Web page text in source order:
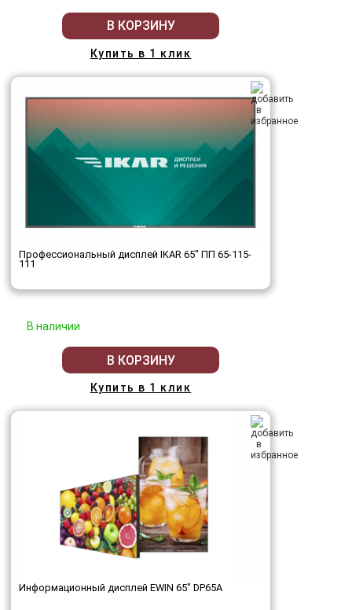
В КОРЗИНУ
Купить в 1 клик
Профессиональный дисплей IKAR 65" ПП 65-115-
111
В наличии
В КОРЗИНУ
Купить в 1 клик
Информационный дисплей EWIN 65" DP65A